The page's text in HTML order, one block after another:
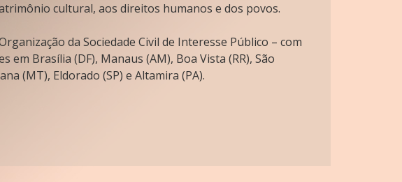
cultural, aos direitos humanos e dos povos.
da Sociedade Civil de Interesse Público – com
em Brasília (DF), Manaus (AM), Boa Vista (RR), São
(MT), Eldorado (SP) e Altamira (PA).